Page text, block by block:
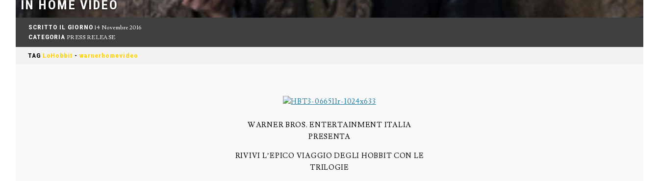
IN HOME VIDEO
SCRITTO IL GIORNO 14 Novembre 2016
CATEGORIA PRESS RELEASE
TAG LoHobbit -warnerhomevideo
WARNER BROS. ENTERTAINMENT ITALIA
PRESENTA
RIVIVI L’EPICO VIAGGIO DEGLI HOBBIT CON LE
TRILOGIE